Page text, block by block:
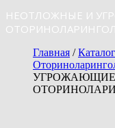
НЕОТЛОЖНЫЕ И
Главная /
УГРОЖАЮЩИЕ